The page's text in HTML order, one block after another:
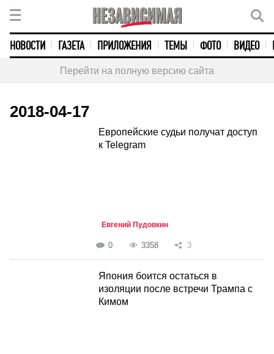
НОВОСТИ ГАЗЕТА ПРИЛОЖЕНИЯ ТЕМЫ ФОТО ВИДЕО
Перейти на полную версию сайта
2018-04-17
Европейские судьи получат доступ
к Telegram
Евгений Пудовкин
0 3358 3
Япония боится остаться в
изоляции после встречи Трампа с
Кимом